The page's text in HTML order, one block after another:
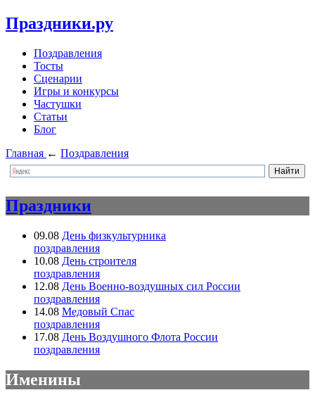
Праздники.ру
Поздравления
Тосты
Сценарии
Игры и конкурсы
Частушки
Статьи
Блог
Главная ← Поздравления
Праздники
09.08 День физкультурника
поздравления
10.08 День строителя
поздравления
12.08 День Военно-воздушных сил России
поздравления
14.08 Медовый Спас
поздравления
17.08 День Воздушного Флота России
поздравления
Именины